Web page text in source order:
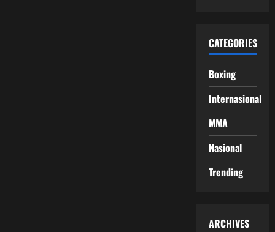
CATEGORIES
Boxing
Internasional
MMA
Nasional
Trending
ARCHIVES